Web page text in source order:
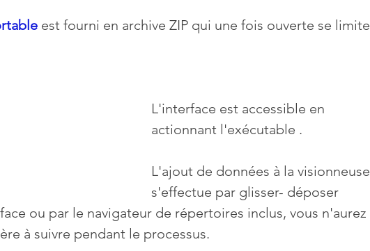
est fourni en archive ZIP qui une fois ouverte se limite
L'interface est accessible en
actionnant l'exécutable .
L'ajout de données à la visionneuse
s'effectue par glisser- déposer
ou par le navigateur de répertoires inclus, vous n'aurez
à suivre pendant le processus.